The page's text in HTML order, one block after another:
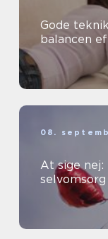
Gode
balancen
08.
At sige
selvomsorg